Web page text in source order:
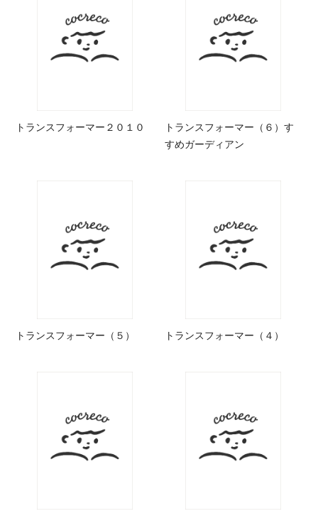
トランスフォーマー２０１０
トランスフォーマー（６）す
すめガーディアン
トランスフォーマー（５） トランスフォーマー（４）